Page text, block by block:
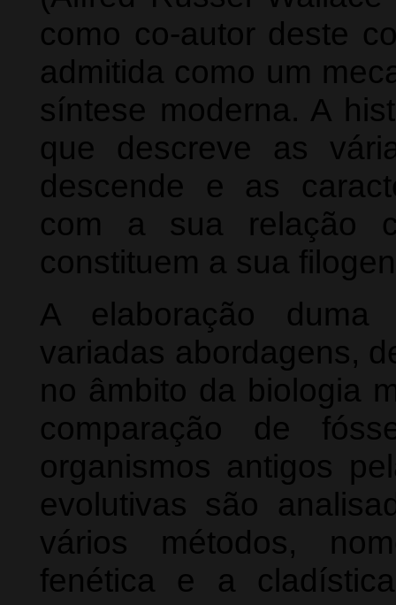
como co-autor deste
admitida como um
síntese moderna. A
que descreve as
descende e as
com a sua relação
constituem a sua
A elaboração
variadas abordagens,
no âmbito da biologia
comparação de
organismos antigos
evolutivas são
vários métodos,
fenética e a